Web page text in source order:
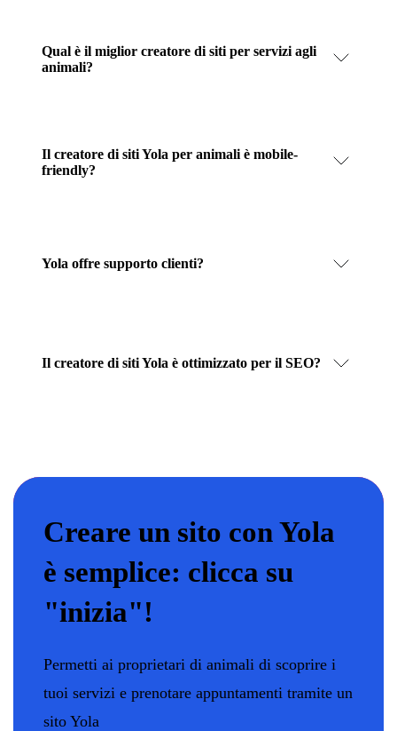
Qual è il miglior creatore di siti per servizi agli
animali?
Il creatore di siti Yola per animali è mobile-
friendly?
Yola offre supporto clienti?
Il creatore di siti Yola è ottimizzato per il SEO?
Creare un sito con Yola
è semplice: clicca su
"inizia"!
Permetti ai proprietari di animali di scoprire i
tuoi servizi e prenotare appuntamenti tramite un
sito Yola